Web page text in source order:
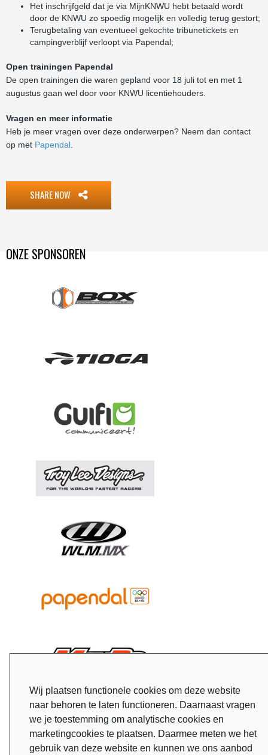
Wij plaatsen functionele cookies om deze website
naar behoren te laten functioneren. Daarnaast vragen
we je toestemming om analytische cookies en
marketingcookies te plaatsen. Daarmee meten we het
gebruik van deze website en kunnen we ons aanbod
Het inschrijfgeld dat je via MijnKNWU hebt betaald wordt
door de KNWU zo spoedig mogelijk en volledig terug gestort;
Terugbetaling van eventueel gekochte tribunetickets en
campingverblijf verloopt via Papendal;
Open trainingen Papendal
De open trainingen die waren gepland voor 18 juli tot en met 1
augustus gaan wel door voor KNWU licentiehouders.
Vragen en meer informatie
Heb je meer vragen over deze onderwerpen? Neem dan contact
op met Papendal
SHARE NOW
ONZE SPONSOREN